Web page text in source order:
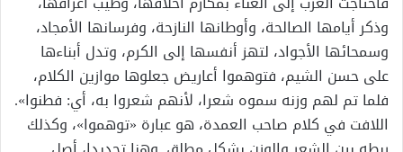
وذكر أيامها الصالحة، وأوطانها النازحة، وفرسانها الأمجاد،
وسمحائها الأجواد، لتهز أنفسها إلى الكرم، وتدل أبناءها
على حسن الشيم، فتوهموا أعاريض جعلوها موازين الكلام،
فلما تم لهم وزنه سموه شعرا، لأنهم شعروا به، أي: فطنوا».
اللافت في كلام صاحب العمدة، هو عبارة «توهموا»، وكذلك